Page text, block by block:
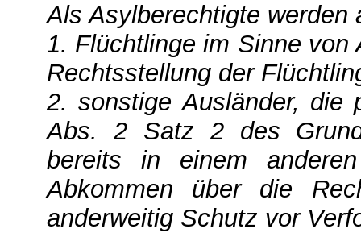
Als Asylberechtigte werden
1. Flüchtlinge im Sinne von
Rechtsstellung der
2. sonstige Ausländer, die
Abs. 2 Satz 2 des
bereits in einem
Abkommen über die
anderweitig Schutz vor